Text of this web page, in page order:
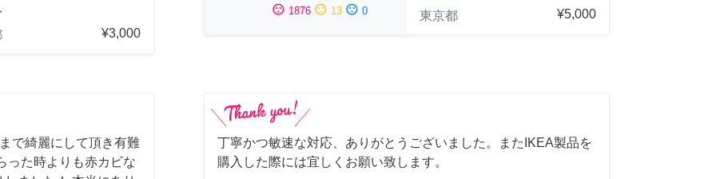
¥3,000
sentiment_satisfied 1876 sentiment_neutral 13 sentiment_dissatisfied 0
東京都
¥5,000
で綺麗にして頂き有難
った時よりも赤カビな
丁寧かつ敏速な対応、ありがとうございました。またIKEA製品を
購入した際には宜しくお願い致します。